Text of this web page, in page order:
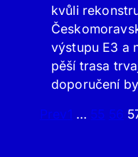
kvůli
výstupu E3 a
pěší trasa
doporučení
Prev1 … 55 56